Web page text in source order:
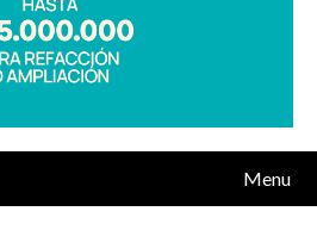
Menu